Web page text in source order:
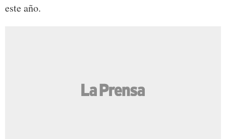
este año.